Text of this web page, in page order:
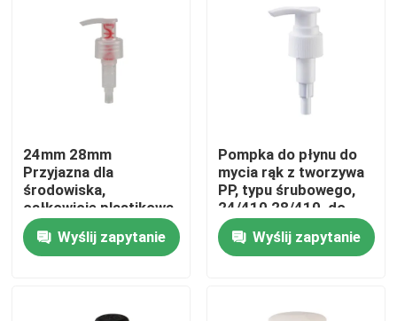
Dom
Produkty
24mm 28mm
Przyjazna dla
środowiska,
całkowicie plastikowa
pompa emulsyjna
Pompka dozująca
wielokrotnego użytku
Wyślij zapytanie
Pompka do płynu do
mycia rąk z tworzywa
PP, typu śrubowego,
24/410 28/410, do
pielęgnacji osobistej
Wyślij zapytanie